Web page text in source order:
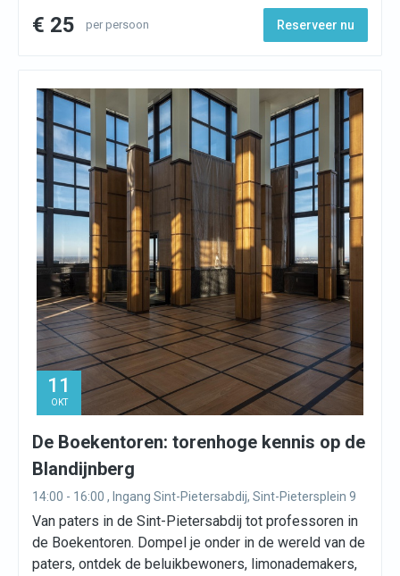
€ 25 per persoon Reserveer nu
11
OKT
De Boekentoren: torenhoge kennis op de
Blandijnberg
14:00 - 16:00 , Ingang Sint-Pietersabdij, Sint-Pietersplein 9
Van paters in de Sint-Pietersabdij tot professoren in
de Boekentoren. Dompel je onder in de wereld van de
paters, ontdek de beluikbewoners, limonademakers,